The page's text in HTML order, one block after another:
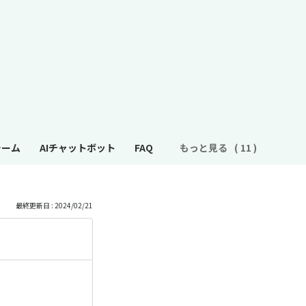
ム AIチャットボット FAQ もっと見る
最終更新日 : 2024/02/21